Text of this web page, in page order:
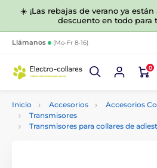
☀️ ¡Las rebajas de verano ya están
descuento en todo para
Llámanos (Mo-Fr 8-16)
0
Inicio Accesorios
Accesorios
Transmisores
Transmisores para collares de